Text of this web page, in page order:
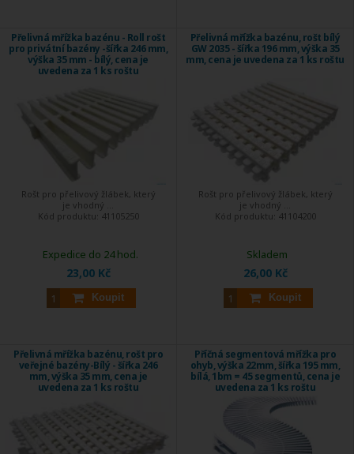
Přelivná mřížka bazénu - Roll rošt
pro privátní bazény -šířka 246 mm,
výška 35 mm - bílý, cena je
uvedena za 1 ks roštu
Rošt pro přelivový žlábek, který
je vhodný ...
Kód produktu: 41105250
23,00 Kč
Koupit
Expedice do 24 hod.
Přelivná mřížka bazénu, rošt bílý
GW 2035 - šířka 196 mm, výška 35
mm, cena je uvedena za 1 ks roštu
Rošt pro přelivový žlábek, který
je vhodný ...
Kód produktu: 41104200
26,00 Kč
Koupit
Skladem
Přelivná mřížka bazénu, rošt pro
veřejné bazény-Bílý - šířka 246
mm, výška 35 mm, cena je
uvedena za 1 ks roštu
Příčná segmentová mřížka pro
ohyb, výška 22mm, šířka 195 mm,
bílá, 1bm = 45 segmentů, cena je
uvedena za 1 ks roštu